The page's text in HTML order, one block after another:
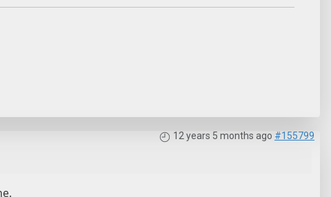
12 years 5 months ago #155799